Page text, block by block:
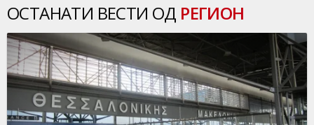
ОСТАНАТИ ВЕСТИ ОД РЕГИОН